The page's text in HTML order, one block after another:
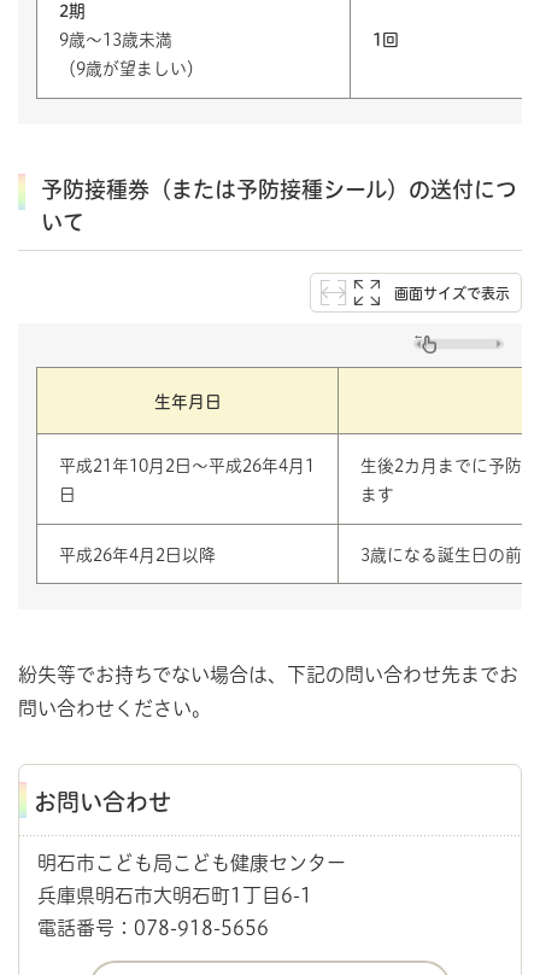
2期
9歳～13歳未満
（9歳が望ましい）
1回
予防接種券（または予防接種シール）の送付につ
いて
画面サイズで表示
生年月日
平成21年10月2日〜平成26年4月1
日
生後2カ月までに予防
ます
平成26年4月2日以降 3歳になる誕生日の前
紛失等でお持ちでない場合は、下記の問い合わせ先までお
問い合わせください。
お問い合わせ
明石市こども局こども健康センター
兵庫県明石市大明石町1丁目6-1
電話番号：078-918-5656